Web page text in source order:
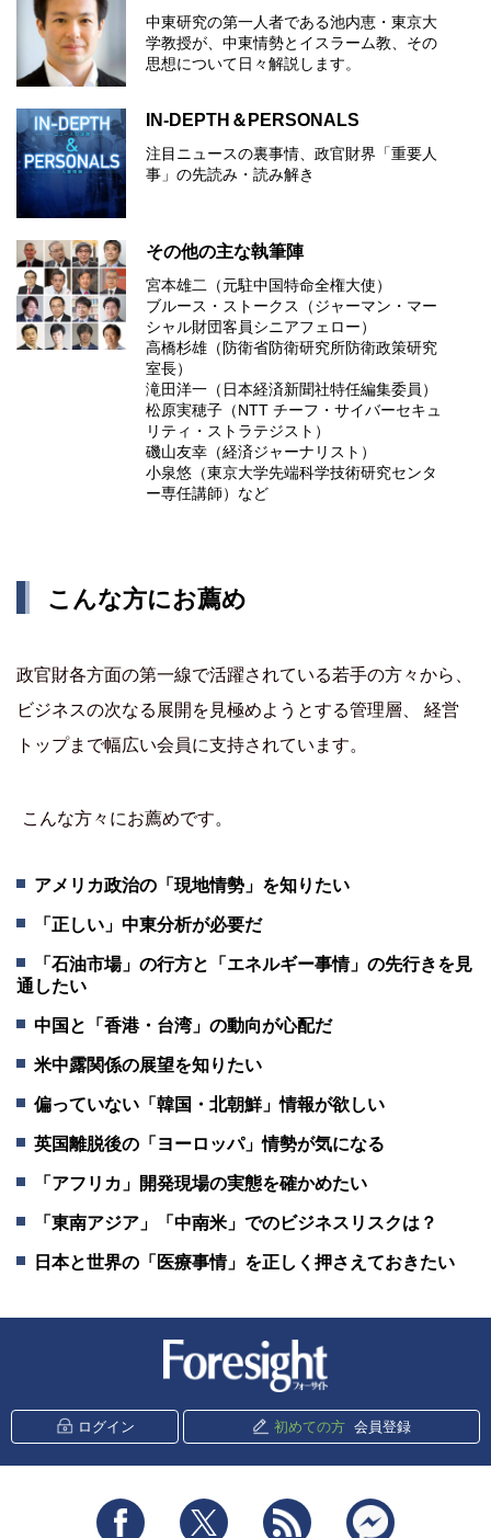
中東研究の第⼀⼈者である池内恵・東京⼤
学教授が、中東情勢とイスラーム教、その
思想について⽇々解説します。
IN-DEPTH＆PERSONALS
注目ニュースの裏事情、政官財界「重要人
事」の先読み・読み解き
その他の主な執筆陣
宮本雄二（元駐中国特命全権大使）
ブルース・ストークス（ジャーマン・マー
シャル財団客員シニアフェロー）
高橋杉雄（防衛省防衛研究所防衛政策研究
室長）
滝田洋一（日本経済新聞社特任編集委員）
松原実穂子（NTT チーフ・サイバーセキュ
リティ・ストラテジスト）
磯山友幸（経済ジャーナリスト）
小泉悠（東京大学先端科学技術研究センタ
ー専任講師）など
こんな方にお薦め
政官財各方面の第一線で活躍されている若手の方々から、
ビジネスの次なる展開を見極めようとする管理層、 経営
トップまで幅広い会員に支持されています。
こんな方々にお薦めです。
アメリカ政治の「現地情勢」を知りたい
「正しい」中東分析が必要だ
「石油市場」の行方と「エネルギー事情」の先行きを見
通したい
中国と「香港・台湾」の動向が心配だ
米中露関係の展望を知りたい
偏っていない「韓国・北朝鮮」情報が欲しい
英国離脱後の「ヨーロッパ」情勢が気になる
「アフリカ」開発現場の実態を確かめたい
「東南アジア」「中南米」でのビジネスリスクは？
日本と世界の「医療事情」を正しく押さえておきたい
ログイン 初めての方 会員登録
Facebook Twitter RSS